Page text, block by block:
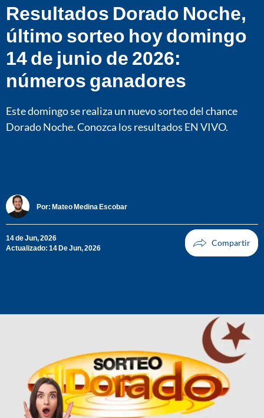
Resultados Dorado Noche,
último sorteo hoy domingo
14 de junio de 2026:
números ganadores
Este domingo se realiza un nuevo sorteo del chance
Dorado Noche. Conozca los resultados EN VIVO.
Por: Mateo Medina Escobar
14 de Jun, 2026
Actualizado: 14 De Jun, 2026